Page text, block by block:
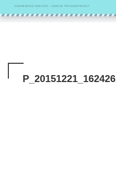
P_20151221_162426